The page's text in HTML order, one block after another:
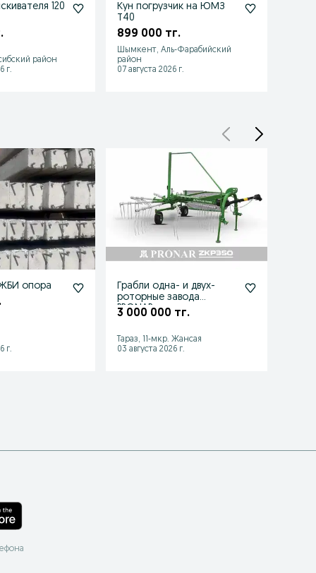
120
район
г.
Кун погрузчик на ЮМЗ
Т40
899 000 тг.
Шымкент, Аль-Фарабийский
район
07 августа 2026 г.
опора
г.
Грабли одна- и двух-
роторные завода
PRONAR
3 000 000 тг.
Тараз, 11-мкр. Жансая
03 августа 2026 г.